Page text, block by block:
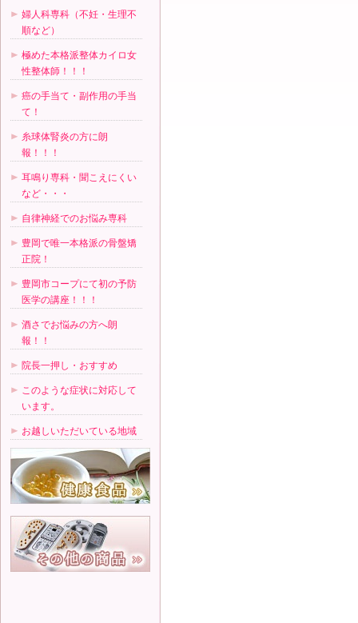
婦人科専科（不妊・生理不
順など）
極めた本格派整体カイロ女
性整体師！！！
癌の手当て・副作用の手当
て！
糸球体腎炎の方に朗
報！！！
耳鳴り専科・聞こえにくい
など・・・
自律神経でのお悩み専科
豊岡で唯一本格派の骨盤矯
正院！
豊岡市コープにて初の予防
医学の講座！！！
酒さでお悩みの方へ朗
報！！
院長一押し・おすすめ
このような症状に対応して
います。
お越しいただいている地域